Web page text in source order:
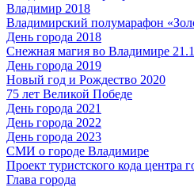
Владимир 2018
Владимирский полумарафон
День города 2018
Снежная магия во Владимире
День города 2019
Новый год и Рождество 2020
75 лет Великой Победе
День города 2021
День города 2022
День города 2023
СМИ о городе Владимире
Проект туристского кода центра
Глава города